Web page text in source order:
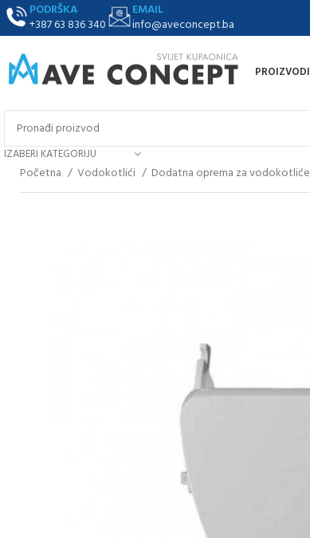
PODRŠKA
+387 63 836 340
EMAIL
info@aveconcept.ba
PROIZVODI
IZABERI KATEGORIJU
Početna Vodokotlići Dodatna oprema za vodokotliće